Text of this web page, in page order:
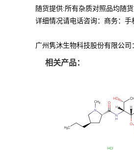
随货提供:所有杂质对照品均随
详细情况请电话咨询：商务：手
广州隽沐生物科技股份有限公
相关产品：